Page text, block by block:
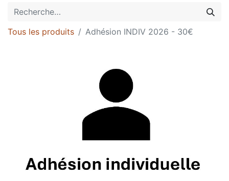
Tous les produits Adhésion INDIV 2026 - 30€